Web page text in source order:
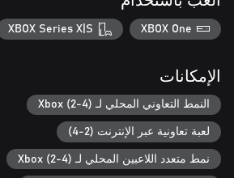
XBOX One
XBOX Series X|S
الإمكانات
النمط التعاوني المحلي لـ Xbox (2-4)
لعبة تعاونية عبر الإنترنت (2-4)
نمط متعدد اللاعبين المحلي لـ Xbox (2-4)